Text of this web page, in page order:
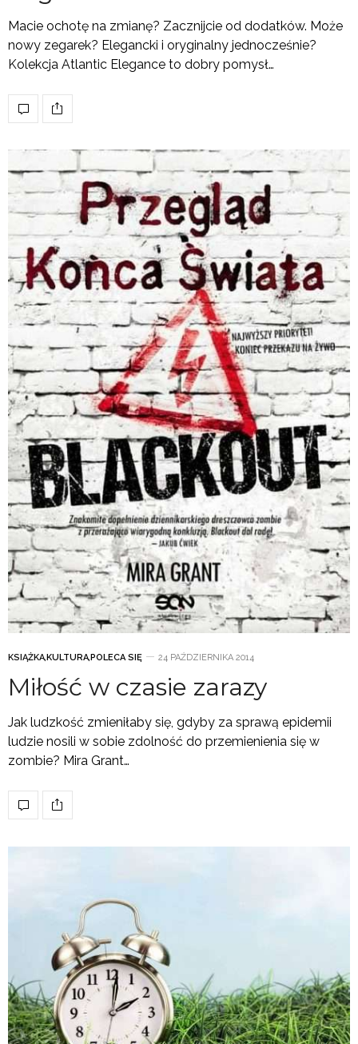
Macie ochotę na zmianę? Zacznijcie od dodatków. Może
nowy zegarek? Elegancki i oryginalny jednocześnie?
Kolekcja Atlantic Elegance to dobry pomysł…
KSIĄŻKA,KULTURA,POLECA SIĘ 24 PAŹDZIERNIKA 2014
Miłość w czasie zarazy
Jak ludzkość zmieniłaby się, gdyby za sprawą epidemii
ludzie nosili w sobie zdolność do przemienienia się w
zombie? Mira Grant…